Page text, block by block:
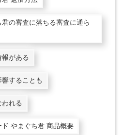
の審査に落ちる審査に通ら
がある
することも
れる
やまぐち君 商品概要